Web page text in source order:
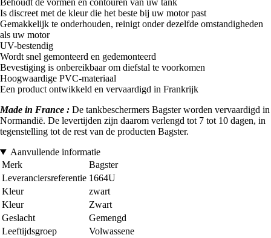
Behoudt de vormen en contouren van uw tank
Is discreet met de kleur die het beste bij uw motor past
Gemakkelijk te onderhouden, reinigt onder dezelfde omstandigheden
als uw motor
UV-bestendig
Wordt snel gemonteerd en gedemonteerd
Bevestiging is onbereikbaar om diefstal te voorkomen
Hoogwaardige PVC-materiaal
Een product ontwikkeld en vervaardigd in Frankrijk
Made in France : De tankbeschermers Bagster worden vervaardigd in
Normandië. De levertijden zijn daarom verlengd tot 7 tot 10 dagen, in
tegenstelling tot de rest van de producten Bagster.
Aanvullende informatie
Merk
Bagster
Leveranciersreferentie 1664U
Kleur
zwart
Kleur
Zwart
Geslacht
Gemengd
Leeftijdsgroep
Volwassene